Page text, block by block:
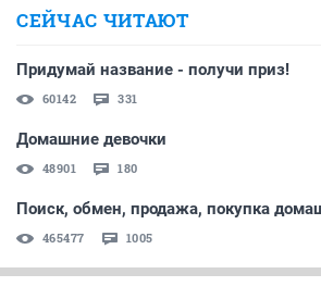
СЕЙЧАС ЧИТАЮТ
Придумай название - получи приз!
60142 331
Домашние девочки
48901 180
Поиск, обмен, продажа, покупка
465477 1005